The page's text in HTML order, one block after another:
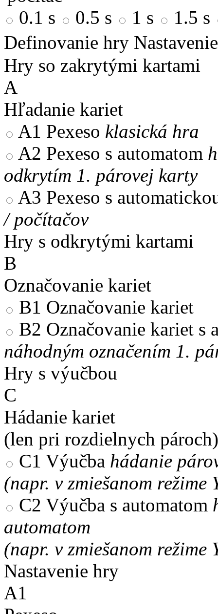
0.1 s
0.5 s 1 s
1.5 s
Definovanie hry
Hry so zakrytými kartami
A
Hľadanie kariet
A1 Pexeso klasická hra
A2 Pexeso s automatom
odkrytím 1. párovej karty
A3 Pexeso s
/ počítačov
Hry s odkrytými kartami
B
Označovanie kariet
B1 Označovanie kariet
B2 Označovanie kariet s
náhodným označením 1.
Hry s výučbou
C
Hádanie kariet
(len pri rozdielnych pároch)
C1 Výučba hádanie
(napr. v zmiešanom režime
C2 Výučba s automatom
automatom
(napr. v zmiešanom režime
Nastavenie hry
A1